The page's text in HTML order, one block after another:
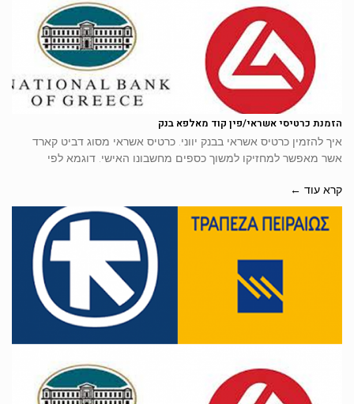
הזמנת כרטיסי אשראי/פין קוד מאלפא בנק
איך להזמין כרטיס אשראי בבנק יווני. כרטיס אשראי מסוג דביט קארד
אשר מאפשר למחזיקו למשוך כספים מחשבונו האישי. דוגמא לפי
קרא עוד ←